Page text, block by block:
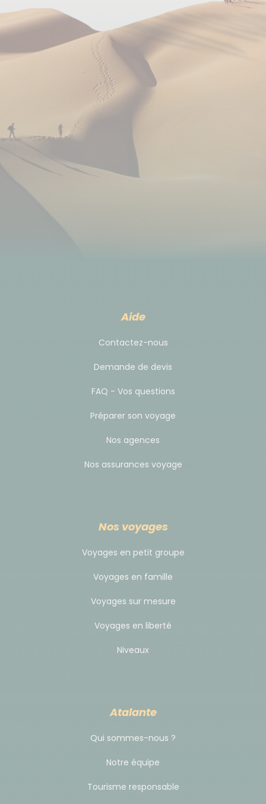
Pourboires
Il s'agit d'une pratique non obligatoire mais usuelle.
Selon votre satisfaction à la fin de votre voyage, il
est effectivement d'usage de donner un pourboire
à votre guide et à votre équipe locale. Il doit être
la durée de votre voyage. C'est votre geste
d'appréciation de la prestation reçue.
Pour ce circuit, il faut prévoir environ 20 à 30 € par
participant.
Il est préférable de faire plusieurs enveloppes, une
Aide
Contactez-nous
Demande de devis
FAQ - Vos questions
Préparer son voyage
Nos agences
Nos assurances voyage
Nos voyages
Voyages en petit groupe
Voyages en famille
Voyages sur mesure
Voyages en liberté
Niveaux
Atalante
Qui sommes-nous ?
Notre équipe
Tourisme responsable